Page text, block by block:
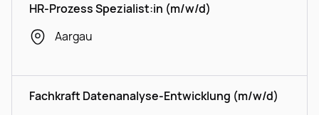
HR-Prozess Spezialist:in (m/w/d)
Aargau
Fachkraft Datenanalyse-Entwicklung (m/w/d)